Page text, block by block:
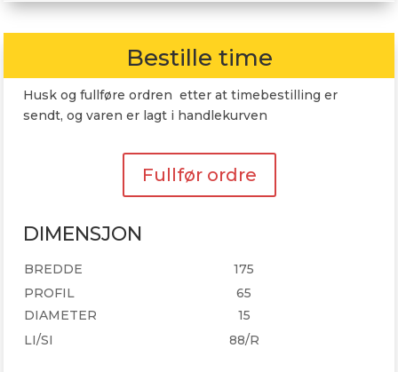
Bestille time
Husk og fullføre ordren etter at timebestilling er
sendt, og varen er lagt i handlekurven
Fullfør ordre
DIMENSJON
BREDDE
175
PROFIL
65
DIAMETER
15
LI/SI
88/R